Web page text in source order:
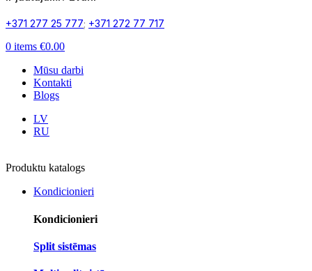
+371 277 25 777; +371 272 77 717
0 items €0.00
Mūsu darbi
Kontakti
Blogs
LV
RU
Produktu katalogs
Kondicionieri
Kondicionieri
Split sistēmas